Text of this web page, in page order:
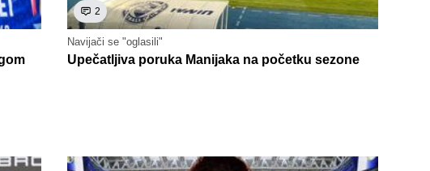
2
Navijači se "oglasili"
Upečatljiva poruka Manijaka na početku sezone